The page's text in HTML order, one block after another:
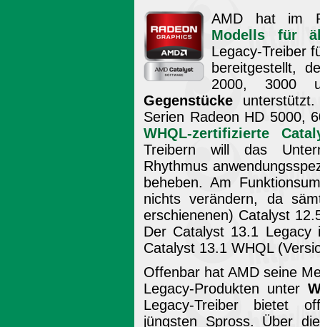
AMD hat im
Modells für
Legacy-Treiber
bereitgestellt,
2000, 3000
Gegenstücke
Serien Radeon HD 5000,
WHQL-zertifizierte
Treibern will das
Rhythmus
beheben. Am
nichts verändern, da
erschienenen) Catalyst
Der Catalyst 13.1
Catalyst 13.1 WHQL
Offenbar hat AMD seine
Legacy-Produkten unter
Legacy-Treiber bietet
jüngsten Spross. Über